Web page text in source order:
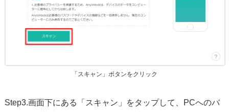
「スキャン」ボタンをクリック
Step3.画面下にある「スキャン」をタップして、PCへのバ